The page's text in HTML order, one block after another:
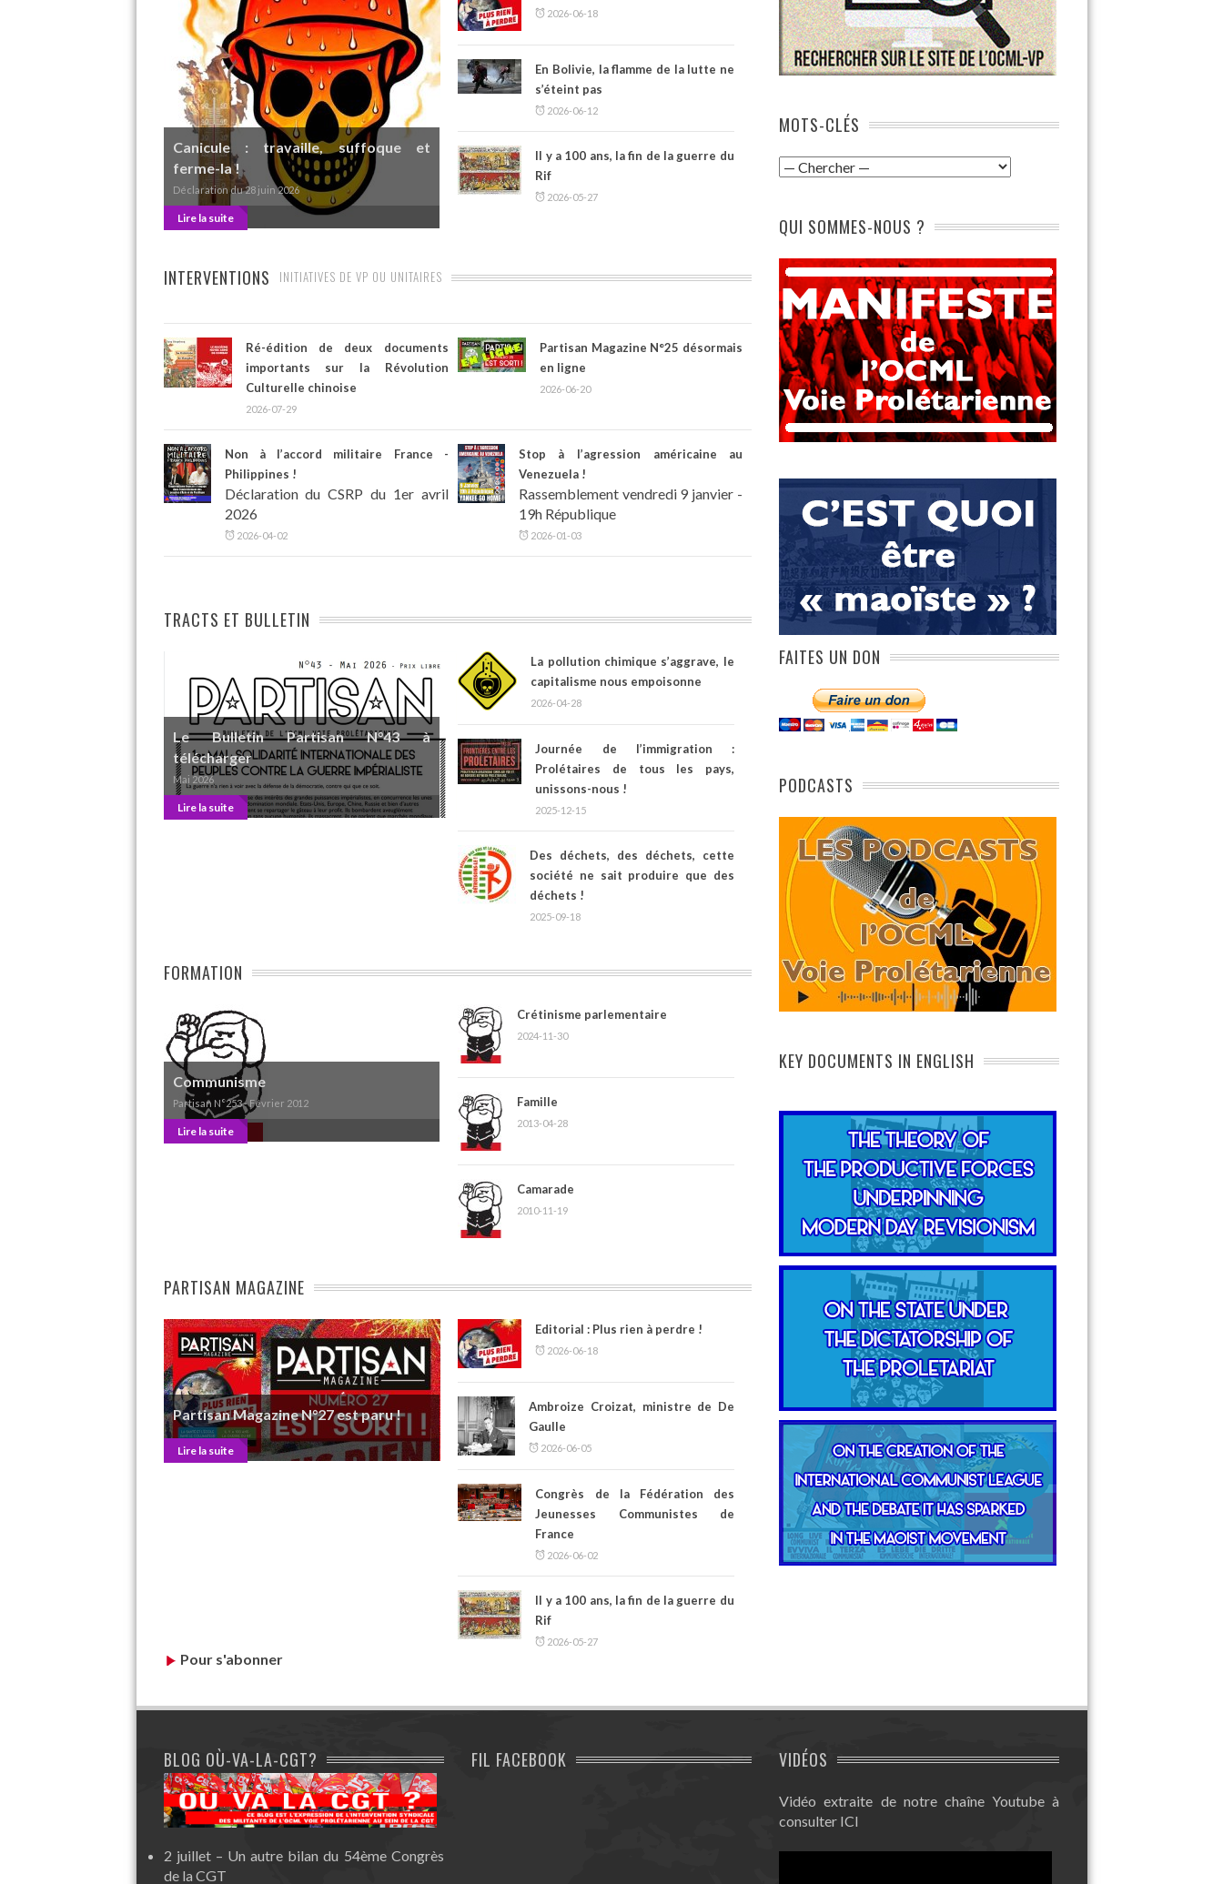
Canicule : travaille, suffoque et
ferme-la !
Déclaration du 28 juin 2026
Lire la suite
2026-06-18
En Bolivie, la flamme de la lutte ne
s’éteint pas
2026-06-12
Il y a 100 ans, la fin de la guerre du
Rif
2026-05-27
INTERVENTIONS INITIATIVES DE VP OU UNITAIRES
Ré-édition de deux documents
importants sur la Révolution
Culturelle chinoise
2026-07-29
Partisan Magazine N°25 désormais
en ligne
2026-06-20
Non à l’accord militaire France -
Philippines !
Déclaration du CSRP du 1er avril
2026
2026-04-02
Stop à l’agression américaine au
Venezuela !
Rassemblement vendredi 9 janvier -
19h République
2026-01-03
TRACTS ET BULLETIN
Le Bulletin Partisan N°43 à
télécharger
Mai 2026
Lire la suite
La pollution chimique s’aggrave, le
capitalisme nous empoisonne
2026-04-28
Journée de l’immigration :
Prolétaires de tous les pays,
unissons-nous !
2025-12-15
Des déchets, des déchets, cette
société ne sait produire que des
déchets !
2025-09-18
FORMATION
Communisme
Partisan N°253 - Février 2012
Lire la suite
Crétinisme parlementaire
2024-11-30
Famille
2013-04-28
Camarade
2010-11-19
PARTISAN MAGAZINE
Partisan Magazine N°27 est paru !
Lire la suite
Editorial : Plus rien à perdre !
2026-06-18
Ambroize Croizat, ministre de De
Gaulle
2026-06-05
Congrès de la Fédération des
Jeunesses Communistes de
France
2026-06-02
Il y a 100 ans, la fin de la guerre du
Rif
2026-05-27
Pour s'abonner
MOTS-CLÉS
QUI SOMMES-NOUS ?
FAITES UN DON
PODCASTS
KEY DOCUMENTS IN ENGLISH
BLOG OÙ-VA-LA-CGT?
2 juillet – Un autre bilan du 54ème Congrès
de la CGT
FIL FACEBOOK VIDÉOS
Vidéo extraite de notre chaîne Youtube à
consulter ICI